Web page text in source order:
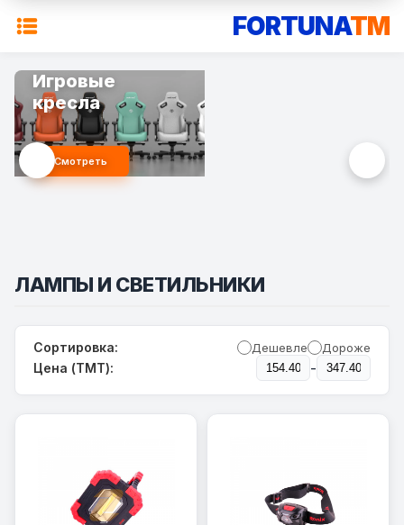
FORTUNATM
Игровые
кресла
Смотреть
ЛАМПЫ И СВЕТИЛЬНИКИ
Сортировка: Дешевле Дороже
Цена (TMT): -